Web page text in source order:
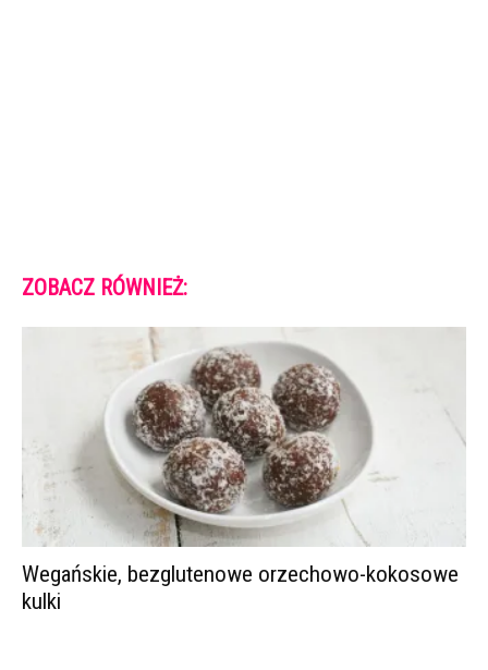
ZOBACZ RÓWNIEŻ:
Wegańskie, bezglutenowe orzechowo-kokosowe
kulki